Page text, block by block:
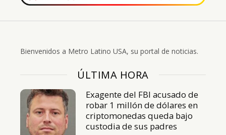
Bienvenidos a Metro Latino USA, su portal de noticias.
ÚLTIMA HORA
Exagente del FBI acusado de
robar 1 millón de dólares en
criptomonedas queda bajo
custodia de sus padres